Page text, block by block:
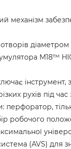
механізм
діаметром
M18™
рухів під
робочого
(AVS) для